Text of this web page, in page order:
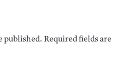
published. Required fields are